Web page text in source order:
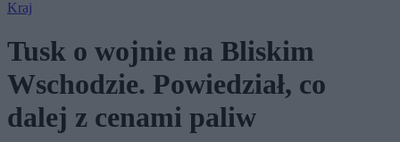
Kraj
Tusk o wojnie na Bliskim
Wschodzie. Powiedział, co
dalej z cenami paliw